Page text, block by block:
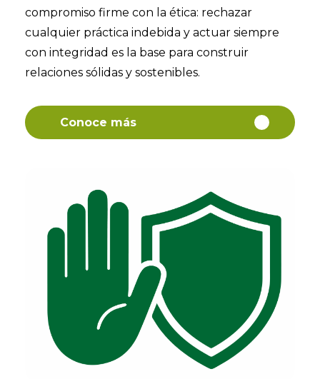
compromiso firme con la ética: rechazar
cualquier práctica indebida y actuar siempre
con integridad es la base para construir
relaciones sólidas y sostenibles.
Conoce más